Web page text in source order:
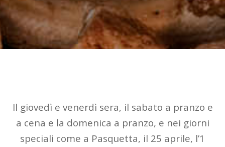
Il giovedì e venerdì sera, il sabato a pranzo e
a cena e la domenica a pranzo, e nei giorni
speciali come a Pasquetta, il 25 aprile, l’1